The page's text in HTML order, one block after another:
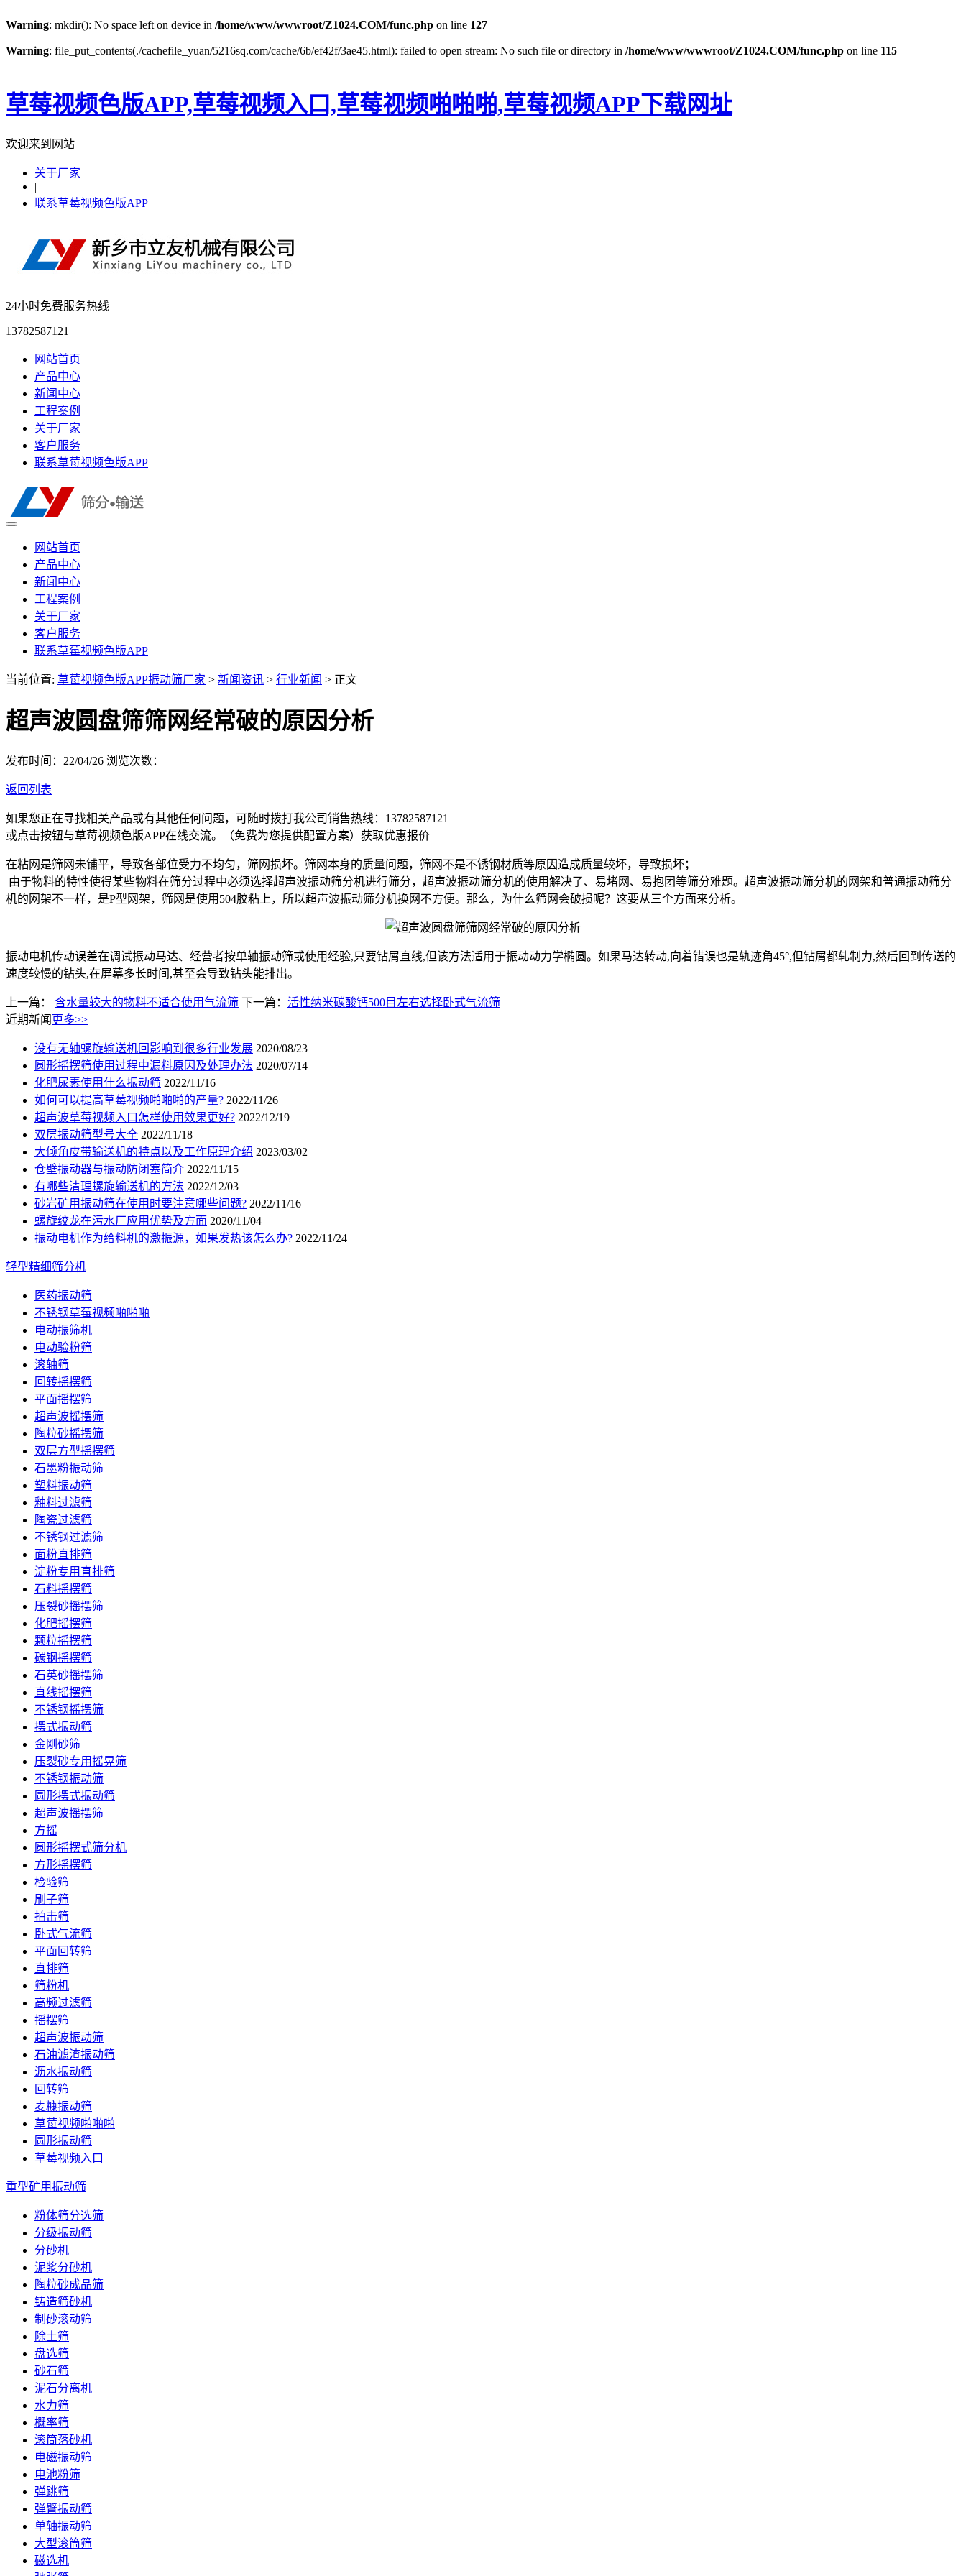
Warning: mkdir(): No space left on device in /home/www/wwwroot/Z1024.COM/func.php on line 127
Warning: file_put_contents(./cachefile_yuan/5216sq.com/cache/6b/ef42f/3ae45.html): failed to open stream: No such file or directory in /home/www/wwwroot/Z1024.COM/func.php on line 115
草莓视频色版APP,草莓视频入口,草莓视频啪啪啪,草莓视频APP下载网址
欢迎来到网站
关于厂家
|
联系草莓视频色版APP
24小时免费服务热线
13782587121
网站首页
产品中心
新闻中心
工程案例
关于厂家
客户服务
联系草莓视频色版APP
网站首页
产品中心
新闻中心
工程案例
关于厂家
客户服务
联系草莓视频色版APP
当前位置: 草莓视频色版APP振动筛厂家 > 新闻资讯 > 行业新闻 > 正文
超声波圆盘筛筛网经常破的原因分析
发布时间：22/04/26 浏览次数：
返回列表
如果您正在寻找相关产品或有其他任何问题，可随时拨打我公司销售热线： 13782587121
或点击按钮与草莓视频色版APP在线交流。（免费为您提供配置方案） 获取优惠报价
在粘网是筛网未铺平，导致各部位受力不均匀，筛网损坏。筛网本身的质量问题，筛网不是不锈钢材质等原因造成质量较坏，导致损坏；
由于物料的特性使得某些物料在筛分过程中必须选择超声波振动筛分机进行筛分，超声波振动筛分机的使用解决了、易堵网、易抱团等筛分难题。超声波振动筛分机的网架和普通振动筛分
机的网架不一样，是P型网架，筛网是使用504胶粘上，所以超声波振动筛分机换网不方便。那么，为什么筛网会破损呢？这要从三个方面来分析。
振动电机传动误差在调试振动马达、经营者按单轴振动筛或使用经验,只要钻屑直线,但该方法适用于振动动力学椭圆。如果马达转动,向着错误也是轨迹角45°,但钻屑都轧制力,然后回到传送的
速度较慢的钻头,在屏幕多长时间,甚至会导致钻头能排出。
上一篇： 含水量较大的物料不适合使用气流筛 下一篇： 活性纳米碳酸钙500目左右选择卧式气流筛
近期新闻 更多>>
没有无轴螺旋输送机回影响到很多行业发展 2020/08/23
圆形摇摆筛使用过程中漏料原因及处理办法 2020/07/14
化肥尿素使用什么振动筛 2022/11/16
如何可以提高草莓视频啪啪啪的产量? 2022/11/26
超声波草莓视频入口怎样使用效果更好? 2022/12/19
双层振动筛型号大全 2022/11/18
大倾角皮带输送机的特点以及工作原理介绍 2023/03/02
仓壁振动器与振动防闭塞简介 2022/11/15
有哪些清理螺旋输送机的方法 2022/12/03
砂岩矿用振动筛在使用时要注意哪些问题? 2022/11/16
螺旋绞龙在污水厂应用优势及方面 2020/11/04
振动电机作为给料机的激振源，如果发热该怎么办? 2022/11/24
轻型精细筛分机
医药振动筛
不锈钢草莓视频啪啪啪
电动振筛机
电动验粉筛
滚轴筛
回转摇摆筛
平面摇摆筛
超声波摇摆筛
陶粒砂摇摆筛
双层方型摇摆筛
石墨粉振动筛
塑料振动筛
釉料过滤筛
陶瓷过滤筛
不锈钢过滤筛
面粉直排筛
淀粉专用直排筛
石料摇摆筛
压裂砂摇摆筛
化肥摇摆筛
颗粒摇摆筛
碳钢摇摆筛
石英砂摇摆筛
直线摇摆筛
不锈钢摇摆筛
摆式振动筛
金刚砂筛
压裂砂专用摇晃筛
不锈钢振动筛
圆形摆式振动筛
超声波摇摆筛
方摇
圆形摇摆式筛分机
方形摇摆筛
检验筛
刷子筛
拍击筛
卧式气流筛
平面回转筛
直排筛
筛粉机
高频过滤筛
摇摆筛
超声波振动筛
石油滤渣振动筛
沥水振动筛
回转筛
麦糠振动筛
草莓视频啪啪啪
圆形振动筛
草莓视频入口
重型矿用振动筛
粉体筛分选筛
分级振动筛
分砂机
泥浆分砂机
陶粒砂成品筛
铸造筛砂机
制砂滚动筛
除土筛
盘选筛
砂石筛
泥石分离机
水力筛
概率筛
滚筒落砂机
电磁振动筛
电池粉筛
弹跳筛
弹臂振动筛
单轴振动筛
大型滚筒筛
磁选机